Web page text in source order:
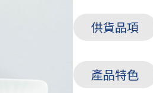
供貨品項
產品特色